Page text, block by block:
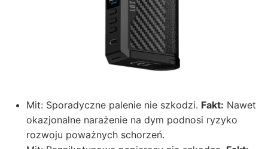
Mit: Sporadyczne palenie nie szkodzi. Fakt: Nawet
okazjonalne narażenie na dym podnosi ryzyko
rozwoju poważnych schorzeń.